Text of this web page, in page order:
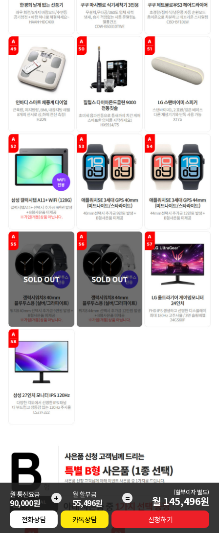
월 통신요금
90,000원 + 월 할부금
55,496원 = (할부이자 별도)
월 145,496원
전화상담 카톡상담 신청하기